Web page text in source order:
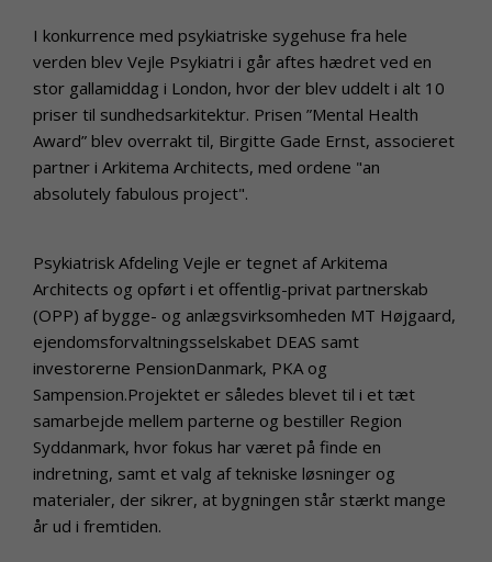
I konkurrence med psykiatriske sygehuse fra hele
verden blev Vejle Psykiatri i går aftes hædret ved en
stor gallamiddag i London, hvor der blev uddelt i alt 10
priser til sundhedsarkitektur. Prisen ”Mental Health
Award” blev overrakt til, Birgitte Gade Ernst, associeret
partner i Arkitema Architects, med ordene "an
absolutely fabulous project".
Psykiatrisk Afdeling Vejle er tegnet af Arkitema
Architects og opført i et offentlig-privat partnerskab
(OPP) af bygge- og anlægsvirksomheden MT Højgaard,
ejendomsforvaltningsselskabet DEAS samt
investorerne PensionDanmark, PKA og
Sampension.Projektet er således blevet til i et tæt
samarbejde mellem parterne og bestiller Region
Syddanmark, hvor fokus har været på finde en
indretning, samt et valg af tekniske løsninger og
materialer, der sikrer, at bygningen står stærkt mange
år ud i fremtiden.